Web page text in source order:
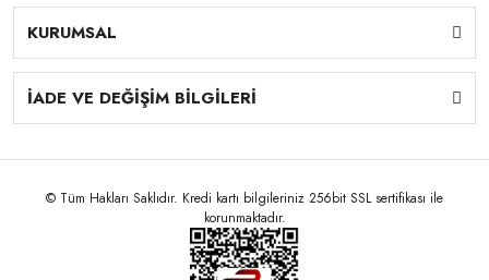
KURUMSAL
İADE VE DEĞİŞİM BİLGİLERİ
© Tüm Hakları Saklıdır. Kredi kartı bilgileriniz 256bit SSL sertifikası ile
korunmaktadır.